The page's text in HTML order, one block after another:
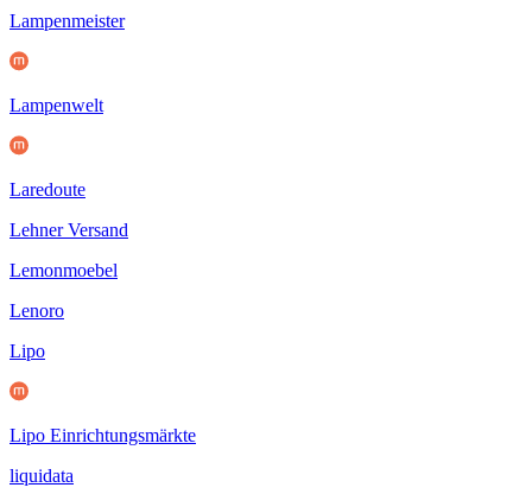
Lampenmeister
Lampenwelt
Laredoute
Lehner Versand
Lemonmoebel
Lenoro
Lipo
Lipo Einrichtungsmärkte
liquidata